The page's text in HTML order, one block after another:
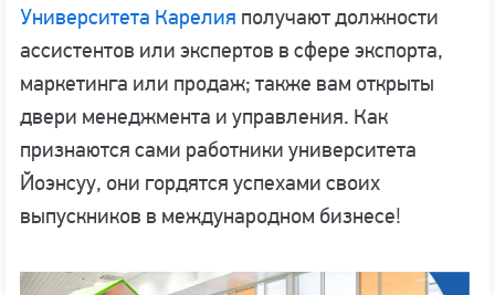
Университета Карелия получают должности
ассистентов или экспертов в сфере экспорта,
маркетинга или продаж; также вам открыты
двери менеджмента и управления. Как
признаются сами работники университета
Йоэнсуу, они гордятся успехами своих
выпускников в международном бизнесе!